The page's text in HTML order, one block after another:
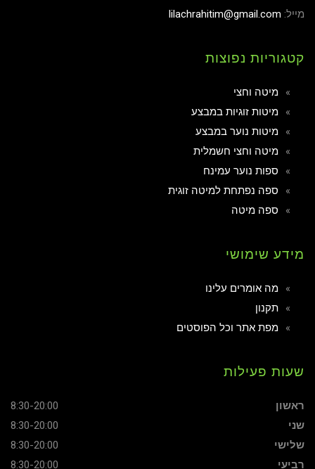
מייל: lilachrahitim@gmail.com
קטגוריות נפוצות
מיטה וחצי
מיטות זוגיות במבצע
מיטות נוער במבצע
מיטה וחצי חשמלית
ספות נוער עמינח
ספה נפתחת למיטה זוגית
ספה מיטה
מידע שימושי
מה אומרים עלינו
תקנון
מפת אתר וכל הפוסטים
שעות פעילות
ראשון
8:30-20:00
שני
8:30-20:00
שלישי
8:30-20:00
רביעי
8:30-20:00